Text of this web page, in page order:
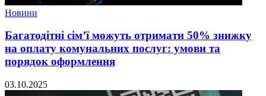
Новини
Багатодітні сім’ї можуть отримати 50% знижку
на оплату комунальних послуг: умови та
порядок оформлення
03.10.2025